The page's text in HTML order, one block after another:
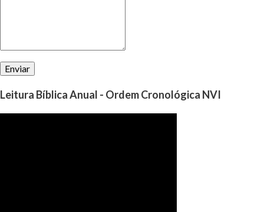
Leitura Bíblica Anual - Ordem Cronológica NVI